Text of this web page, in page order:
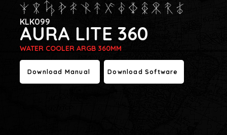
AURA LITE 360
KLK099
WATER COOLER ARGB 360MM
Download Manual Download Software